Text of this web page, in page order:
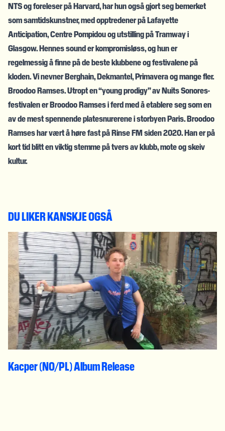
NTS og foreleser på Harvard, har hun også gjort seg bemerket
som samtidskunstner, med opptredener på Lafayette
Anticipation, Centre Pompidou og utstilling på Tramway i
Glasgow. Hennes sound er kompromisløss, og hun er
regelmessig å finne på de beste klubbene og festivalene på
kloden. Vi nevner Berghain, Dekmantel, Primavera og mange fler.
Broodoo Ramses. Utropt en “young prodigy” av Nuits Sonores-
festivalen er Broodoo Ramses i ferd med å etablere seg som en
av de mest spennende platesnurerene i storbyen Paris. Broodoo
Ramses har vært å høre fast på Rinse FM siden 2020. Han er på
kort tid blitt en viktig stemme på tvers av klubb, mote og skeiv
kultur.
DU LIKER KANSKJE OGSÅ
Kacper (NO/PL) Album Release